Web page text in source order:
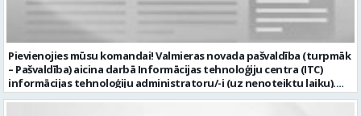
Pievienojies mūsu komandai! Valmieras novada pašvaldība (turpmāk
– Pašvaldība) aicina darbā Informācijas tehnoloģiju centra (ITC)
informācijas tehnoloģiju administratoru/-i (uz nenoteiktu laiku).
Darba vieta: Rūjienas un Naukšēnu apvienību teritorijās Ja Tev ir